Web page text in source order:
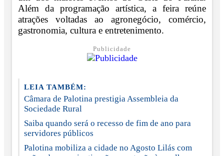
Além da programação artística, a feira reúne
atrações voltadas ao agronegócio, comércio,
gastronomia, cultura e entretenimento.
Publicidade
LEIA TAMBÉM:
Câmara de Palotina prestigia Assembleia da
Sociedade Rural
Saiba quando será o recesso de fim de ano para
servidores públicos
Palotina mobiliza a cidade no Agosto Lilás com